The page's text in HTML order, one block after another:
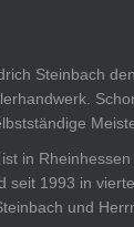
Steinbach
in
seit 1993 in
und